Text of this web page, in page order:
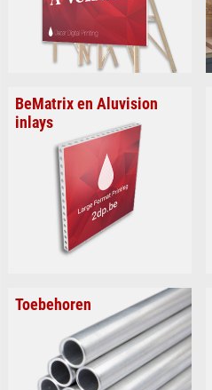
BeMatrix en Aluvision
inlays
Toebehoren